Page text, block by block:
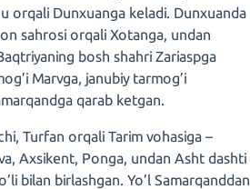
orqali Dunxuanga keladi. Dunxuanda
sahrosi orqali Xotanga, undan
bosh shahri Zariaspga
Marvga, janubiy tarmog’i
qarab ketgan.
Turfan orqali Tarim vohasiga –
Axsikent, Ponga, undan Asht dashti
bilan birlashgan. Yo’l Samarqanddan